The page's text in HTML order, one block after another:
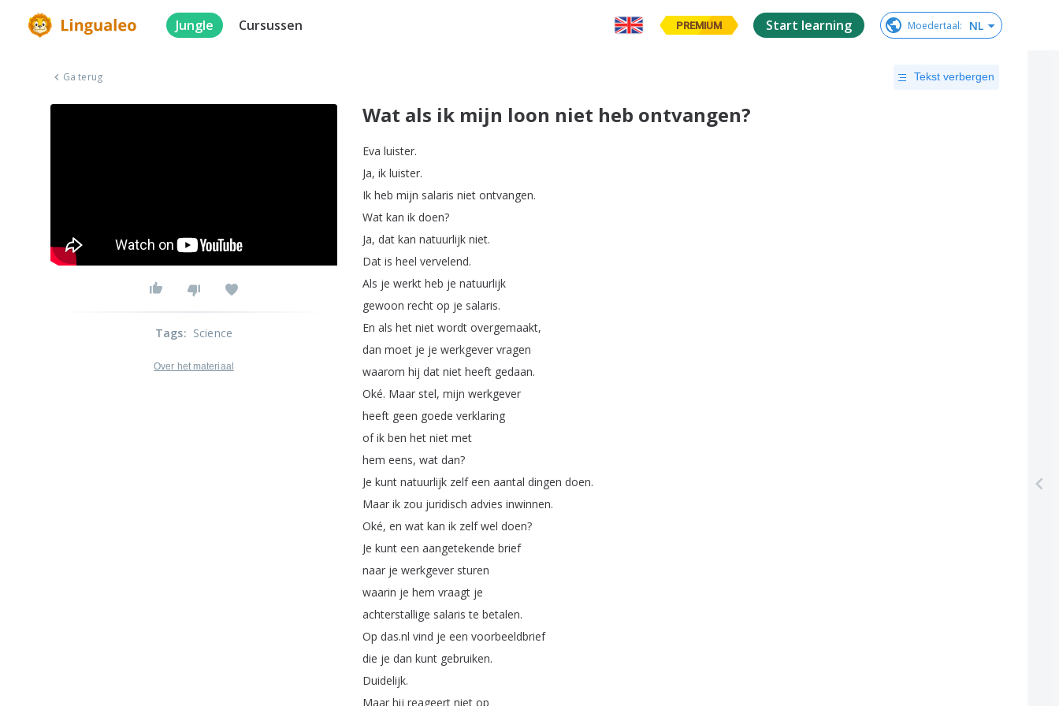
Jungle Cursussen PREMIUM Start learning Moedertaal: NL
Ga terug Tekst verbergen
Wat als ik mijn loon niet heb ontvangen?
Eva luister.
Ja, ik luister.
Ik heb mijn salaris niet ontvangen.
Wat kan ik doen?
Ja, dat kan natuurlijk niet.
Dat is heel vervelend.
Als je werkt heb je natuurlijk
gewoon recht op je salaris.
En als het niet wordt overgemaakt,
dan moet je je werkgever vragen
waarom hij dat niet heeft gedaan.
Oké. Maar stel, mijn werkgever
heeft geen goede verklaring
of ik ben het niet met
hem eens, wat dan?
Je kunt natuurlijk zelf een aantal dingen doen.
Maar ik zou juridisch advies inwinnen.
Oké, en wat kan ik zelf wel doen?
Je kunt een aangetekende brief
naar je werkgever sturen
waarin je hem vraagt je
achterstallige salaris te betalen.
Op das.nl vind je een voorbeeldbrief
die je dan kunt gebruiken.
Duidelijk.
Maar hij reageert niet op
Tags: Science
Over het materiaal